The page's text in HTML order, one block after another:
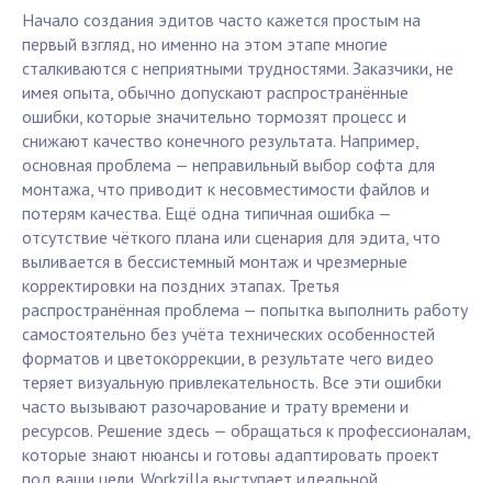
Начало создания эдитов часто кажется простым на
первый взгляд, но именно на этом этапе многие
сталкиваются с неприятными трудностями. Заказчики, не
имея опыта, обычно допускают распространённые
ошибки, которые значительно тормозят процесс и
снижают качество конечного результата. Например,
основная проблема — неправильный выбор софта для
монтажа, что приводит к несовместимости файлов и
потерям качества. Ещё одна типичная ошибка —
отсутствие чёткого плана или сценария для эдита, что
выливается в бессистемный монтаж и чрезмерные
корректировки на поздних этапах. Третья
распространённая проблема — попытка выполнить работу
самостоятельно без учёта технических особенностей
форматов и цветокоррекции, в результате чего видео
теряет визуальную привлекательность. Все эти ошибки
часто вызывают разочарование и трату времени и
ресурсов. Решение здесь — обращаться к профессионалам,
которые знают нюансы и готовы адаптировать проект